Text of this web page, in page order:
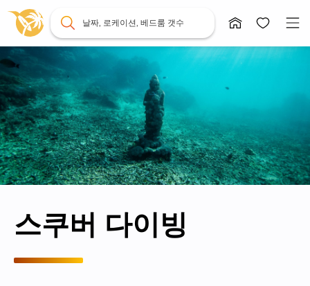
날짜, 로케이션, 베드룸 갯수
스쿠버 다이빙